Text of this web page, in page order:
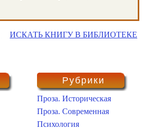
ИСКАТЬ КНИГУ В БИБЛИОТЕКЕ
Рубрики
Проза. Историческая
Проза. Современная
Психология